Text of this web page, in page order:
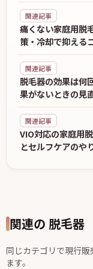
関連記事
痛くない家庭用脱
策・冷却で抑える
関連記事
脱毛器の効果は何
果がないときの見
関連記事
VIO対応の家庭用
とセルフケアのや
関連の 脱毛器
同じカテゴリで現行
ます。